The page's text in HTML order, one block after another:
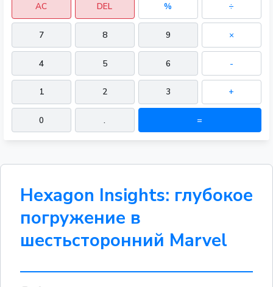
AC DEL % ÷
7 8 9 ×
4 5 6 -
1 2 3 +
0 . =
Hexagon Insights: глубокое
погружение в
шестьсторонний Marvel